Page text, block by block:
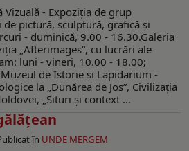
- Expoziția de grup
de pictură, sculptură, grafică și
- duminică, 9.00 - 16.30.Galeria
„Afterimagesˮ, cu lucrări ale
luni - vineri, 10.00 - 18.00;
de Istorie şi Lapidarium -
la „Dunărea de Jos”, Civilizaţia
„Situri şi context ...
în UNDE MERGEM